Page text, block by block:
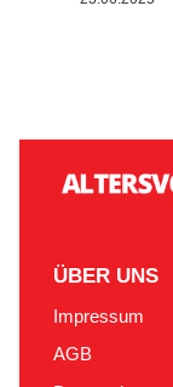
ÜBER UNS
Impressum
AGB